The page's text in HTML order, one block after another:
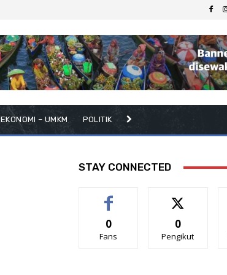
EKONOMI – UMKM POLITIK
STAY CONNECTED
0
Fans
0
Pengikut